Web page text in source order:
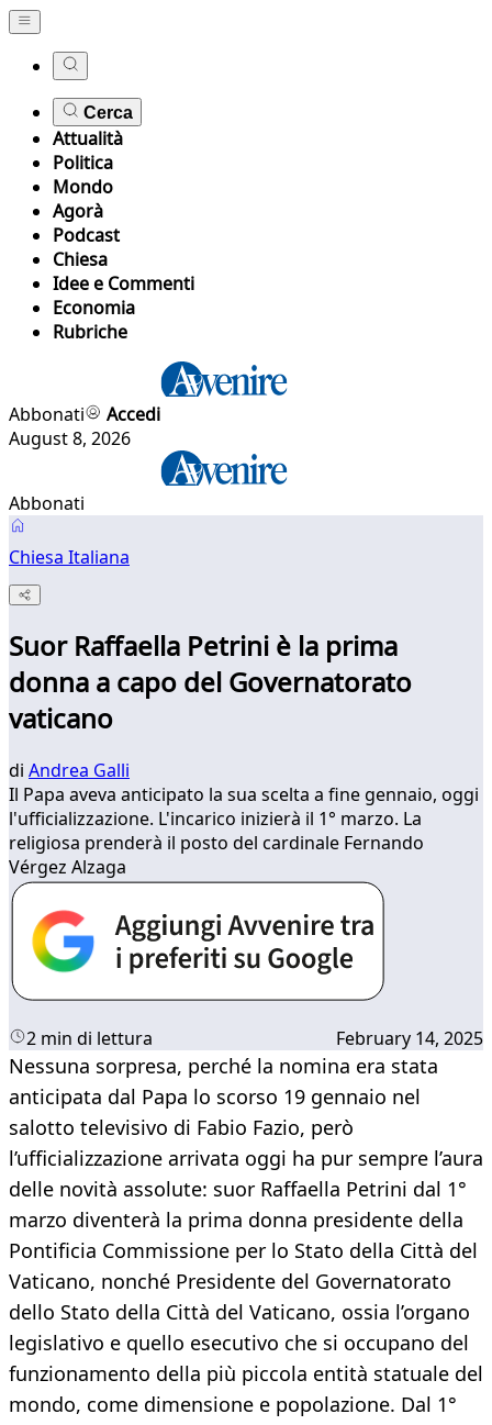
Cerca
Attualità
Politica
Mondo
Agorà
Podcast
Chiesa
Idee e Commenti
Economia
Rubriche
Abbonati
Accedi
August 8, 2026
Abbonati
Chiesa Italiana
Suor Raffaella Petrini è la prima
donna a capo del Governatorato
vaticano
di Andrea Galli
Il Papa aveva anticipato la sua scelta a fine gennaio, oggi
l'ufficializzazione. L'incarico inizierà il 1° marzo. La
religiosa prenderà il posto del cardinale Fernando
Vérgez Alzaga
2 min di lettura February 14, 2025
Nessuna sorpresa, perché la nomina era stata
anticipata dal Papa lo scorso 19 gennaio nel
salotto televisivo di Fabio Fazio, però
l’ufficializzazione arrivata oggi ha pur sempre l’aura
delle novità assolute: suor Raffaella Petrini dal 1°
marzo diventerà la prima donna presidente della
Pontificia Commissione per lo Stato della Città del
Vaticano, nonché Presidente del Governatorato
dello Stato della Città del Vaticano, ossia l’organo
legislativo e quello esecutivo che si occupano del
funzionamento della più piccola entità statuale del
mondo, come dimensione e popolazione. Dal 1°